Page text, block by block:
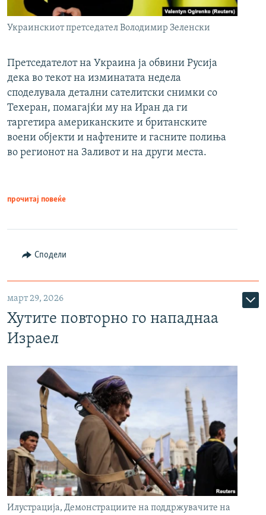
Украинскиот претседател Володимир Зеленски
Претседателот на Украина ја обвини Русија
дека во текот на изминатата недела
споделувала детални сателитски снимки со
Техеран, помагајќи му на Иран да ги
таргетира американските и британските
воени објекти и нафтените и гасните полиња
во регионот на Заливот и на други места.
прочитај повеќе
Сподели
март 29, 2026
Хутите повторно го нападнаа
Израел
Илустрација, Демонстрациите на поддржувачите на